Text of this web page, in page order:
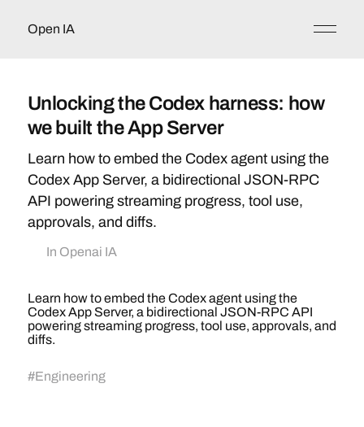
Open IA
Unlocking the Codex harness: how
we built the App Server
Learn how to embed the Codex agent using the
Codex App Server, a bidirectional JSON-RPC
API powering streaming progress, tool use,
approvals, and diffs.
In Openai IA
Learn how to embed the Codex agent using the
Codex App Server, a bidirectional JSON-RPC API
powering streaming progress, tool use, approvals, and
diffs.
#Engineering